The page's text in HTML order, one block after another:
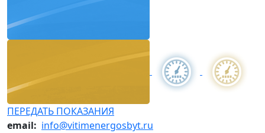
ПЕРЕДАТЬ ПОКАЗАНИЯ
email: info@vitimenergosbyt.ru